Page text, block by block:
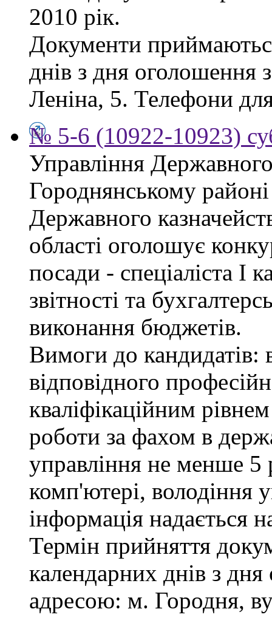
2010 рік.
Документи
днів з дня оголошення
Леніна, 5. Телефони
№ 5-6 (10922-10923)
Управління
Городнянському
Державного
області оголошує
посади - спеціаліста І
звітності та
виконання бюджетів.
Вимоги до кандидатів:
відповідного
кваліфікаційним
роботи за фахом в
управління не менше 5
комп'ютері, володіння
інформація надається
Термін прийняття
календарних днів з
адресою: м. Городня,